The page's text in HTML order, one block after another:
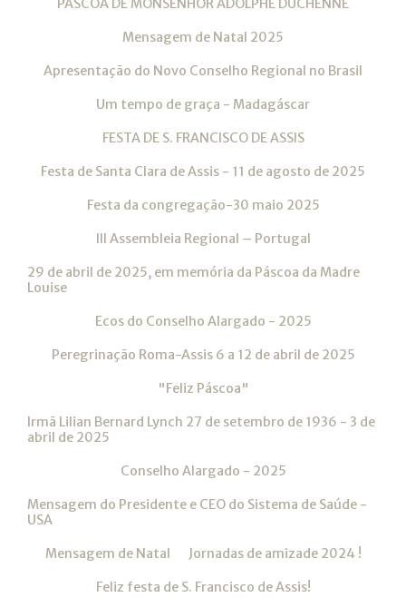
PÁSCOA DE MONSENHOR ADOLPHE DUCHENNE
Mensagem de Natal 2025
Apresentação do Novo Conselho Regional no Brasil
Um tempo de graça - Madagáscar
FESTA DE S. FRANCISCO DE ASSIS
Festa de Santa Clara de Assis - 11 de agosto de 2025
Festa da congregação-30 maio 2025
III Assembleia Regional – Portugal
29 de abril de 2025, em memória da Páscoa da Madre
Louise
Ecos do Conselho Alargado - 2025
Peregrinação Roma-Assis 6 a 12 de abril de 2025
"Feliz Páscoa"
Irmã Lilian Bernard Lynch 27 de setembro de 1936 - 3 de
abril de 2025
Conselho Alargado - 2025
Mensagem do Presidente e CEO do Sistema de Saúde -
USA
Mensagem de Natal Jornadas de amizade 2024 !
Feliz festa de S. Francisco de Assis!